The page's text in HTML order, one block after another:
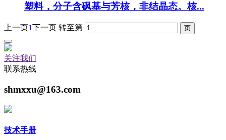
塑料，分子含砜基与芳核，非结晶态。核...
上一页1下一页 转至第
关注我们
联系热线
shmxxu@163.com
技术手册